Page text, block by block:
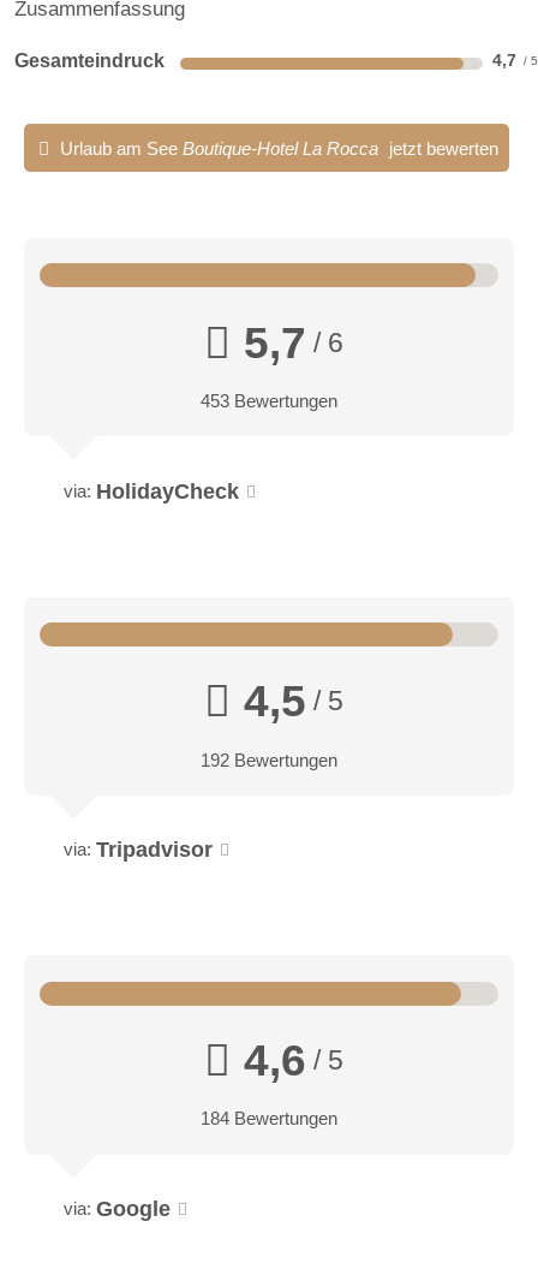
Zusammenfassung
Gesamteindruck 4,7
Urlaub am See Boutique-Hotel La Rocca jetzt bewerten
5,7 / 6
453 Bewertungen
via: HolidayCheck
4,5 / 5
192 Bewertungen
via: Tripadvisor
4,6 / 5
184 Bewertungen
via: Google